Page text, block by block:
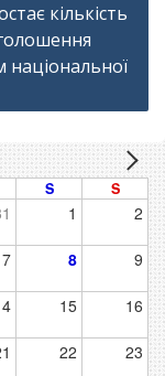
кількість
національної
S S
1 2
7 8 9
15 16
22 23